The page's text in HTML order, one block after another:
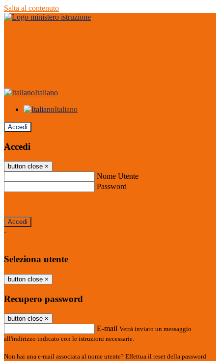
Salta al contenuto
Italiano
Italiano
Accedi
Accedi
button close ×
Nome Utente
Password
-
Seleziona utente
button close ×
Recupero password
button close ×
E-mail Verrà inviato un messaggio
all'indirizzo indicato con le istruzioni necessarie.
Non hai una e-mail associata al nome utente? Effettua il reset della password